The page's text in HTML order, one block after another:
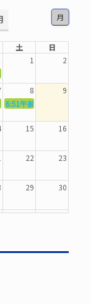
月
土
日
1
2
〜
画的に〜
8
9
を〜
字学習〜
5372．～一歩引く〜
6:51午前
15 16
22 23
29 30
5 6